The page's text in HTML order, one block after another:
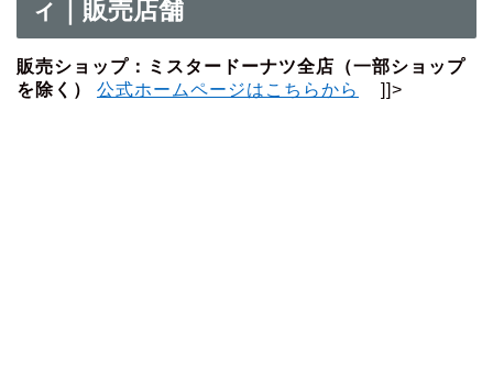
ィ｜販売店舗
販売ショップ：ミスタードーナツ全店（一部ショップ
を除く）
公式ホームページはこちらから ]]>